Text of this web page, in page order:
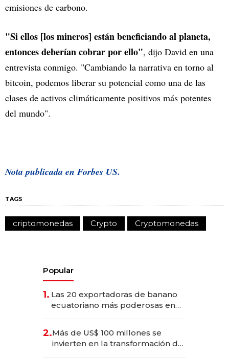
emisiones de carbono.
"Si ellos [los mineros] están beneficiando al planeta,
entonces deberían cobrar por ello", dijo David en una
entrevista conmigo. "Cambiando la narrativa en torno al
bitcoin, podemos liberar su potencial como una de las
clases de activos climáticamente positivos más potentes
del mundo".
Nota publicada en Forbes US.
TAGS
criptomonedas Crypto Cryptomonedas
Popular
1. Las 20 exportadoras de banano
ecuatoriano más poderosas en
2.Más de US$ 100 millones se
invierten en la transformación de